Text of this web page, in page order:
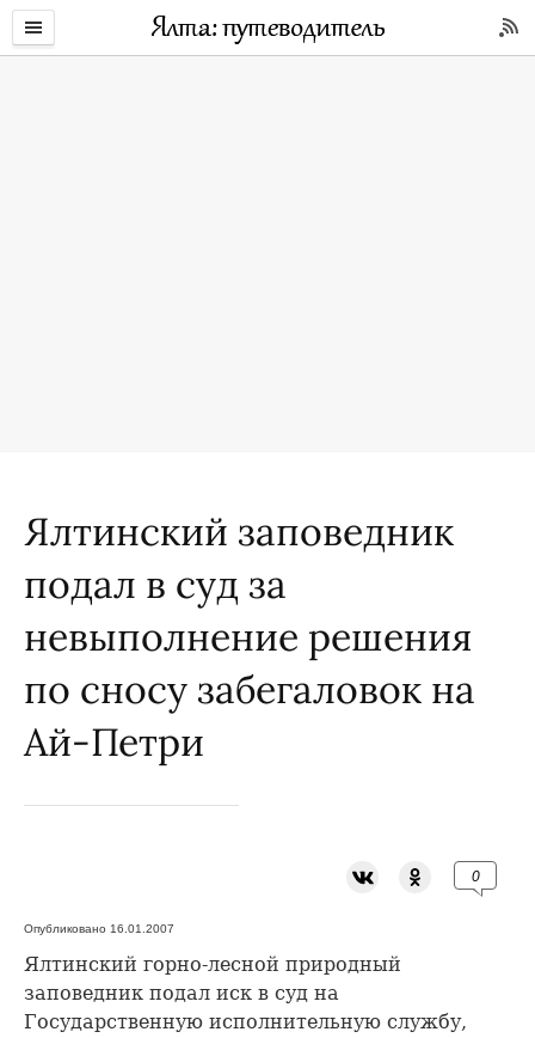
Ялтинский заповедник
подал в суд за
невыполнение решения
по сносу забегаловок на
Ай-Петри
0
Опубликовано 16.01.2007
Ялтинский горно-лесной природный
заповедник подал иск в суд на
Государственную исполнительную службу,